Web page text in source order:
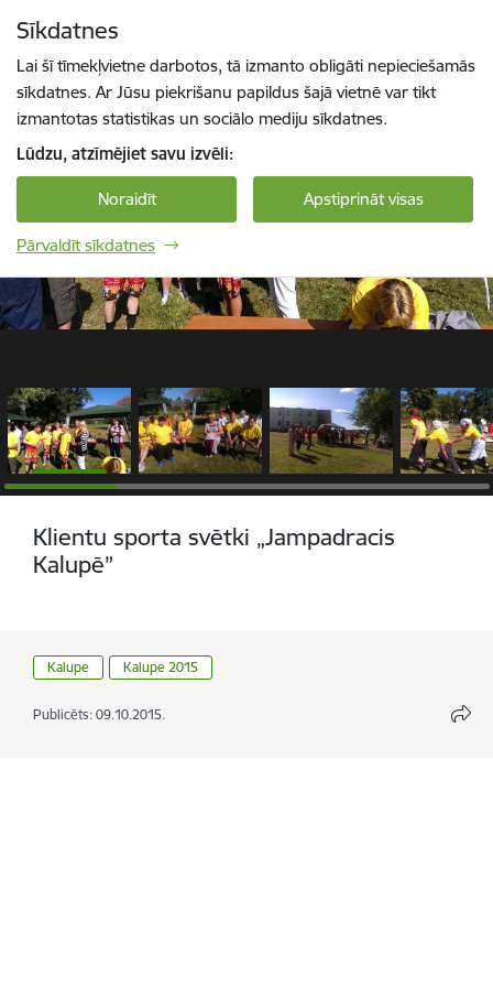
Sīkdatnes
Lai šī tīmekļvietne darbotos, tā izmanto obligāti nepieciešamās
sīkdatnes. Ar Jūsu piekrišanu papildus šajā vietnē var tikt
izmantotas statistikas un sociālo mediju sīkdatnes.
Lūdzu, atzīmējiet savu izvēli:
Noraidīt Apstiprināt visas
Pārvaldīt sīkdatnes
1 / 16
Klientu sporta svētki „Jampadracis
Kalupē”
Kalupe Kalupe 2015
Publicēts: 09.10.2015.